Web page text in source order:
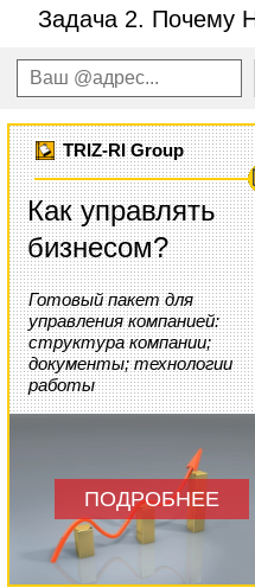
Задача 2. Почему
TRIZ-RI Group
Как управлять
бизнесом?
Готовый пакет для
управления компанией:
структура компании;
документы; технологии
работы
ПОДРОБНЕЕ